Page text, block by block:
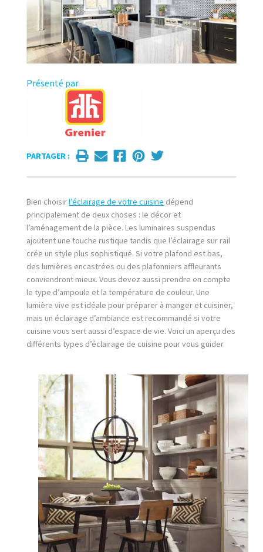
Présenté par
PARTAGER :
Bien choisirl’éclairage de votre cuisine dépend
principalement de deux choses : le décor et
l’aménagement de la pièce. Les luminaires suspendus
ajoutent une touche rustique tandis que l’éclairage sur rail
crée un style plus sophistiqué. Si votre plafond est bas,
des lumières encastrées ou des plafonniers affleurants
conviendront mieux. Vous devez aussi prendre en compte
le type d’ampoule et la température de couleur. Une
lumière vive est idéale pour préparer à manger et cuisiner,
mais un éclairage d’ambiance est recommandé si votre
cuisine vous sert aussi d’espace de vie. Voici un aperçu des
différents types d’éclairage de cuisine pour vous guider.